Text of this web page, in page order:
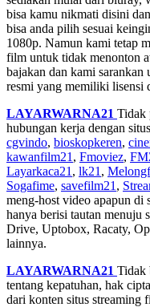
bisa kamu nikmati disini
bisa anda pilih sesuai
1080p. Namun kami tetap
film untuk tidak menonton
bajakan dan kami
resmi yang memiliki lisensi
LAYARWARNA21 Tidak
hubungan kerja dengan
cgvindo, bioskopkeren,
kawanfilm21 , Fmoviez,
Layarkaca21 , lk21 ,
Sogafime, savefilm21 ,
meng-host video apapun di
hanya berisi tautan menuju
Drive, Uptobox, Racaty,
lainnya.
LAYARWARNA21 Tidak
tentang kepatuhan, hak
dari konten situs streaming